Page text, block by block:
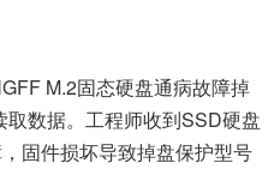
M.2固态硬盘通病故障掉
数据。工程师收到SSD硬盘
固件损坏导致掉盘保护型号